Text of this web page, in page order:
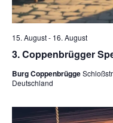
3. Coppenbrügger
15. August- 16. August
Burg Coppenbrügge
Deutschland